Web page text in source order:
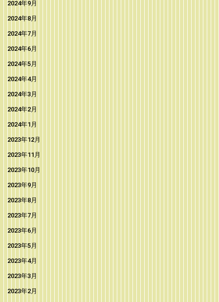
2024年9月
2024年8月
2024年7月
2024年6月
2024年5月
2024年4月
2024年3月
2024年2月
2024年1月
2023年12月
2023年11月
2023年10月
2023年9月
2023年8月
2023年7月
2023年6月
2023年5月
2023年4月
2023年3月
2023年2月